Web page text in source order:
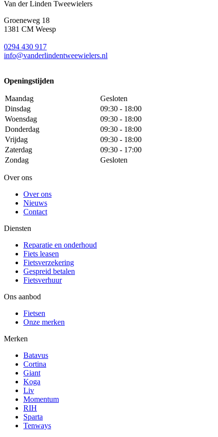
Van der Linden Tweewielers
Groeneweg 18
1381 CM Weesp
0294 430 917
info@vanderlindentweewielers.nl
Openingstijden
Maandag
Gesloten
Dinsdag
09:30 - 18:00
Woensdag
09:30 - 18:00
Donderdag
09:30 - 18:00
Vrijdag
09:30 - 18:00
Zaterdag
09:30 - 17:00
Zondag
Gesloten
Over ons
Over ons
Nieuws
Contact
Diensten
Reparatie en onderhoud
Fiets leasen
Fietsverzekering
Gespreid betalen
Fietsverhuur
Ons aanbod
Fietsen
Onze merken
Merken
Batavus
Cortina
Giant
Koga
Liv
Momentum
RIH
Sparta
Tenways